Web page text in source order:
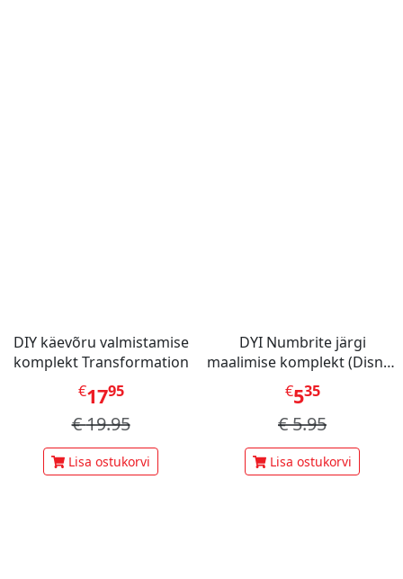
DIY käevõru valmistamise
komplekt Transformation
€1795
€19.95
Lisa ostukorvi
DYI Numbrite järgi
maalimise komplekt (Disney
Stitch Dinner Party)
€535
€5.95
Lisa ostukorvi